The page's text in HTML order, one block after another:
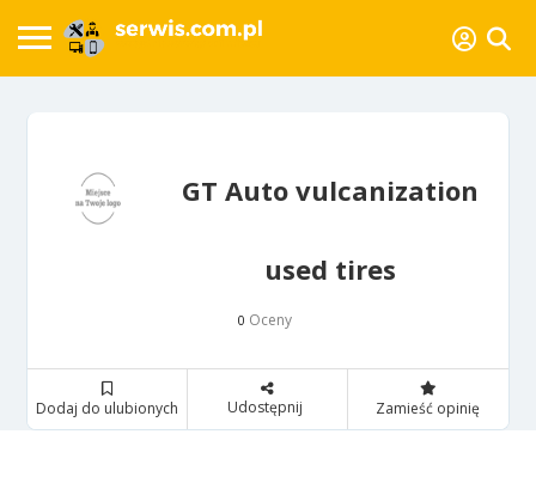
GT Auto vulcanization
used tires
0 Oceny
Dodaj do ulubionych Udostępnij Zamieść opinię